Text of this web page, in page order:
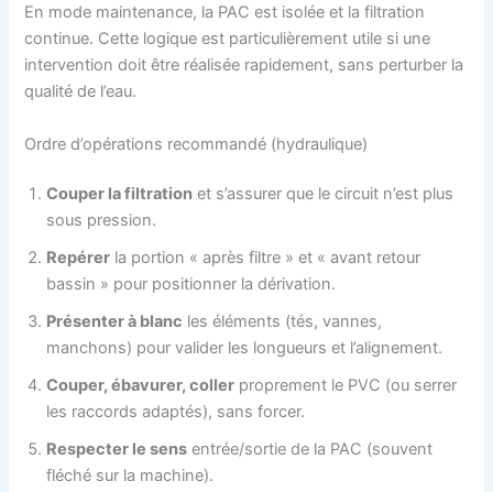
En mode maintenance, la PAC est isolée et la filtration
continue. Cette logique est particulièrement utile si une
intervention doit être réalisée rapidement, sans perturber la
qualité de l’eau.
Ordre d’opérations recommandé (hydraulique)
Couper la filtration et s’assurer que le circuit n’est plus
sous pression.
Repérer la portion « après filtre » et « avant retour
bassin » pour positionner la dérivation.
Présenter à blanc les éléments (tés, vannes,
manchons) pour valider les longueurs et l’alignement.
Couper, ébavurer, coller proprement le PVC (ou serrer
les raccords adaptés), sans forcer.
Respecter le sens entrée/sortie de la PAC (souvent
fléché sur la machine).